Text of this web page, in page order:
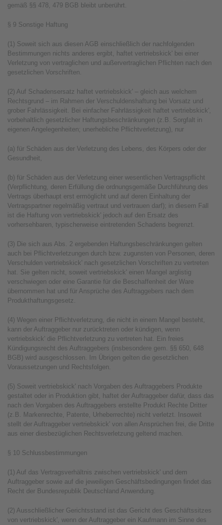
gemäß §§ 478, 479 BGB bleibt unberührt.
§ 9 Sonstige Haftung
(1) Soweit sich aus diesen AGB einschließlich der nachfolgenden
Bestimmungen nichts anderes ergibt, haftet vertriebskick' bei einer
Verletzung von vertraglichen und außervertraglichen Pflichten nach den
gesetzlichen Vorschriften.
(2) Auf Schadensersatz haftet vertriebskick' – gleich aus welchem
Rechtsgrund – im Rahmen der Verschuldenshaftung bei Vorsatz und
grober Fahrlässigkeit. Bei einfacher Fahrlässigkeit haftet vertriebskick',
vorbehaltlich gesetzlicher Haftungsbeschränkungen (z.B. Sorgfalt in
eigenen Angelegenheiten; unerhebliche Pflichtverletzung), nur
(a) für Schäden aus der Verletzung des Lebens, des Körpers oder der
Gesundheit,
(b) für Schäden aus der Verletzung einer wesentlichen Vertragspflicht
(Verpflichtung, deren Erfüllung die ordnungsgemäße Durchführung des
Vertrags überhaupt erst ermöglicht und auf deren Einhaltung der
Vertragspartner regelmäßig vertraut und vertrauen darf); in diesem Fall
ist die Haftung von vertriebskick' jedoch auf den Ersatz des
vorhersehbaren, typischerweise eintretenden Schadens begrenzt.
(3) Die sich aus Abs. 2 ergebenden Haftungsbeschränkungen gelten
auch bei Pflichtverletzungen durch bzw. zugunsten von Personen, deren
Verschulden vertriebskick' nach gesetzlichen Vorschriften zu vertreten
hat. Sie gelten nicht, soweit vertriebskick' einen Mangel arglistig
verschwiegen oder eine Garantie für die Beschaffenheit der Ware
übernommen hat und für Ansprüche des Auftraggebers nach dem
Produkthaftungsgesetz.
(4) Wegen einer Pflichtverletzung, die nicht in einem Mangel besteht,
kann der Auftraggeber nur zurücktreten oder kündigen, wenn
vertriebskick' die Pflichtverletzung zu vertreten hat. Ein freies
Kündigungsrecht des Auftraggebers (insbesondere gem. §§ 650, 648
BGB) wird ausgeschlossen. Im Übrigen gelten die gesetzlichen
Voraussetzungen und Rechtsfolgen.
(5) Soweit vertriebskick' nach Vorgaben des Auftraggebers Produkte
gestaltet oder in Produktion gibt, haftet der Auftraggeber dafür, dass das
nach den Vorgaben des Auftraggebers erstellte Produkt Rechte Dritter
(z.B. Markenrechte, Patente, Urheberrechte) nicht verletzt. Insoweit
stellt der Auftraggeber vertriebskick' von allen Ansprüchen frei, die Dritte
aus einer diesbezüglichen Rechtsverletzung geltend machen.
§ 10 Schlussbestimmungen
(1) Auf das Vertragsverhältnis zwischen vertriebskick' und dem
Auftraggeber sowie auf die jeweiligen Geschäftsbedingungen findet das
Recht der Bundesrepublik Deutschland Anwendung.
(2) Ausschließlicher Gerichtsstand ist das Gericht des Geschäftssitzes
von vertriebskick', wenn der Auftraggeber ein Kaufmann im Sinne des